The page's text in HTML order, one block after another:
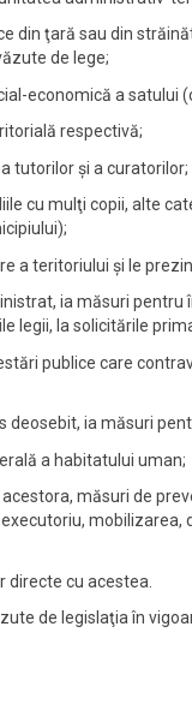
din ţară sau din
de lege;
economică a satului
respectivă;
tutorilor şi a curatorilor;
cu mulţi copii, alte
teritoriului şi le
ia măsuri
legii, la solicitările
publice care
ia măsuri
a habitatului uman;
măsuri de
directe cu acestea.
de legislaţia în